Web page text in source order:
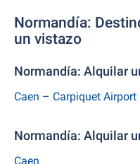
Normandía:
un vistazo
Normandía: Alquilar
Caen – Carpiquet Airport
Normandía: Alquilar
Caen